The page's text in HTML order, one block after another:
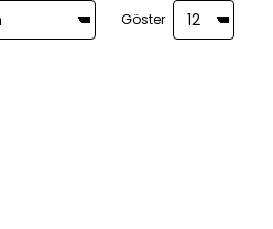
Göster